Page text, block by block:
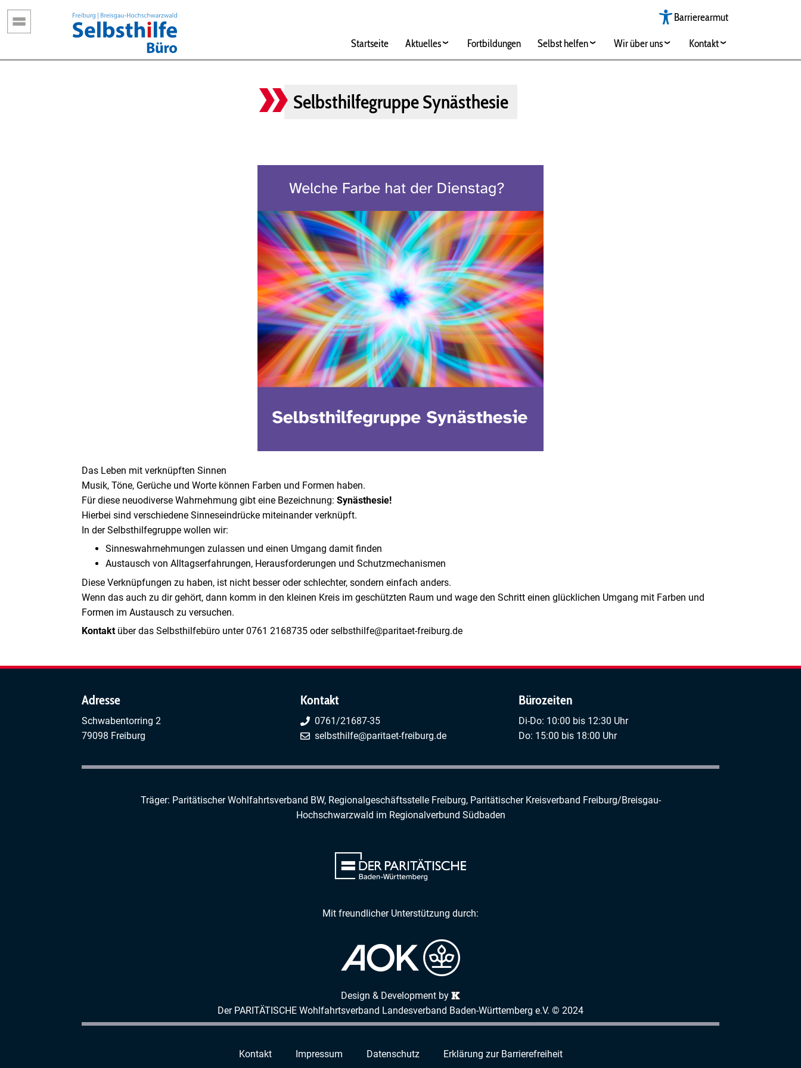
Direkt
zum
Inhalt
Barrierearmut
Startseite Aktuelles Fortbildungen Selbst helfen Wir über uns Kontakt
Selbsthilfegruppe Synästhesie
Das Leben mit verknüpften Sinnen
Musik, Töne, Gerüche und Worte können Farben und Formen haben.
Für diese neuodiverse Wahrnehmung gibt eine Bezeichnung: Synästhesie!
Hierbei sind verschiedene Sinneseindrücke miteinander verknüpft.
In der Selbsthilfegruppe wollen wir:
Sinneswahrnehmungen zulassen und einen Umgang damit finden
Austausch von Alltagserfahrungen, Herausforderungen und Schutzmechanismen
Diese Verknüpfungen zu haben, ist nicht besser oder schlechter, sondern einfach anders.
Wenn das auch zu dir gehört, dann komm in den kleinen Kreis im geschützten Raum und wage den Schritt einen glücklichen Umgang mit Farben und
Formen im Austausch zu versuchen.
Kontakt über das Selbsthilfebüro unter 0761 2168735 oder selbsthilfe@paritaet-freiburg.de
Adresse
Schwabentorring 2
79098 Freiburg
Kontakt
0761/21687-35
selbsthilfe@paritaet-freiburg.de
Bürozeiten
Di-Do: 10:00 bis 12:30 Uhr
Do: 15:00 bis 18:00 Uhr
Träger: Paritätischer Wohlfahrtsverband BW, Regionalgeschäftsstelle Freiburg, Paritätischer Kreisverband Freiburg/Breisgau-
Hochschwarzwald im Regionalverbund Südbaden
Mit freundlicher Unterstützung durch:
Design & Development by
Der PARITÄTISCHE Wohlfahrtsverband Landesverband Baden-Württemberg e.V. © 2024
Kontakt Impressum Datenschutz Erklärung zur Barrierefreiheit